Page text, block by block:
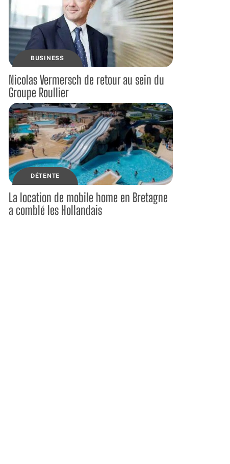
BUSINESS
Nicolas Vermersch de retour au sein du
Groupe Roullier
DÉTENTE
La location de mobile home en Bretagne
a comblé les Hollandais